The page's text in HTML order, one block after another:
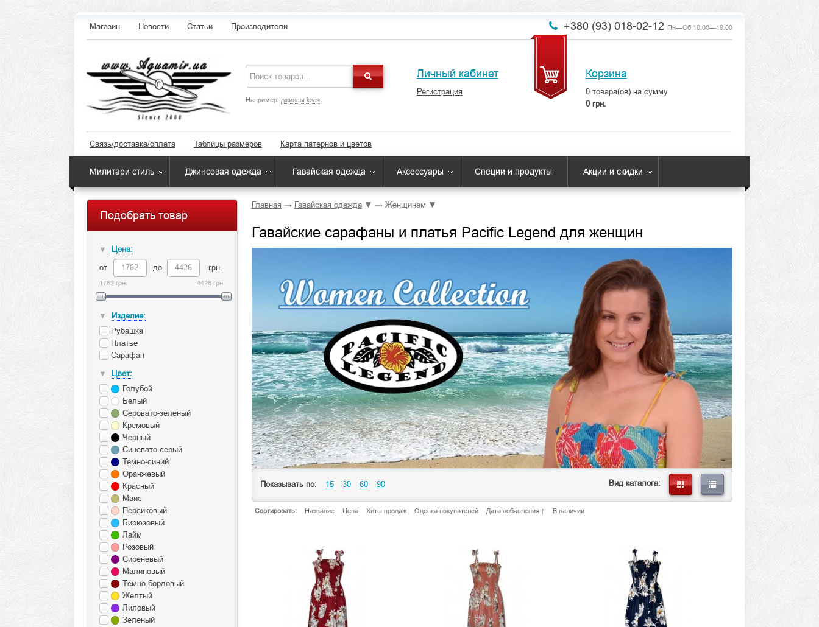
Магазин Новости Статьи Производители +380 (93) 018-02-12 Пн—Сб 10.00—19.00
Например: джинсы levis
Личный кабинет
Регистрация
Корзина
0товара(ов) на сумму
0 грн.
Связь/доставка/оплата Таблицы размеров Карта патернов и цветов
Милитари стиль Джинсовая одежда Гавайская одежда Аксессуары Специи и продукты Акции и скидки
Подобрать товар
▼
Цена:
от
до грн.
1762 грн. 4426 грн.
▼
Изделие:
Рубашка
Платье
Сарафан
▼
Цвет:
Голубой
Белый
Серовато-зеленый
Кремовый
Черный
Синевато-серый
Темно-синий
Оранжевый
Красный
Маис
Персиковый
Бирюзовый
Лайм
Розовый
Сиреневый
Малиновый
Тёмно-бордовый
Желтый
Лиловый
Зеленый
Главная → Гавайская одежда ▼ → Женщинам ▼
Гавайские сарафаны и платья Pacific Legend для женщин
Показывать по: 15 30 60 90 Вид каталога:
Сортировать: Название Цена Хиты продаж Оценка покупателей Дата добавления↑ В наличии